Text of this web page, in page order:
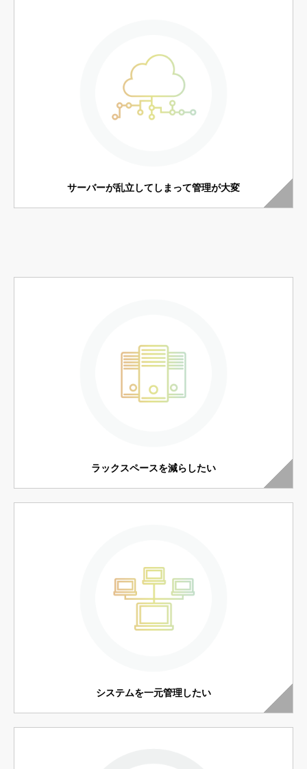
サーバーが乱立してしまって管理が大変
ラックスペースを減らしたい
システムを一元管理したい